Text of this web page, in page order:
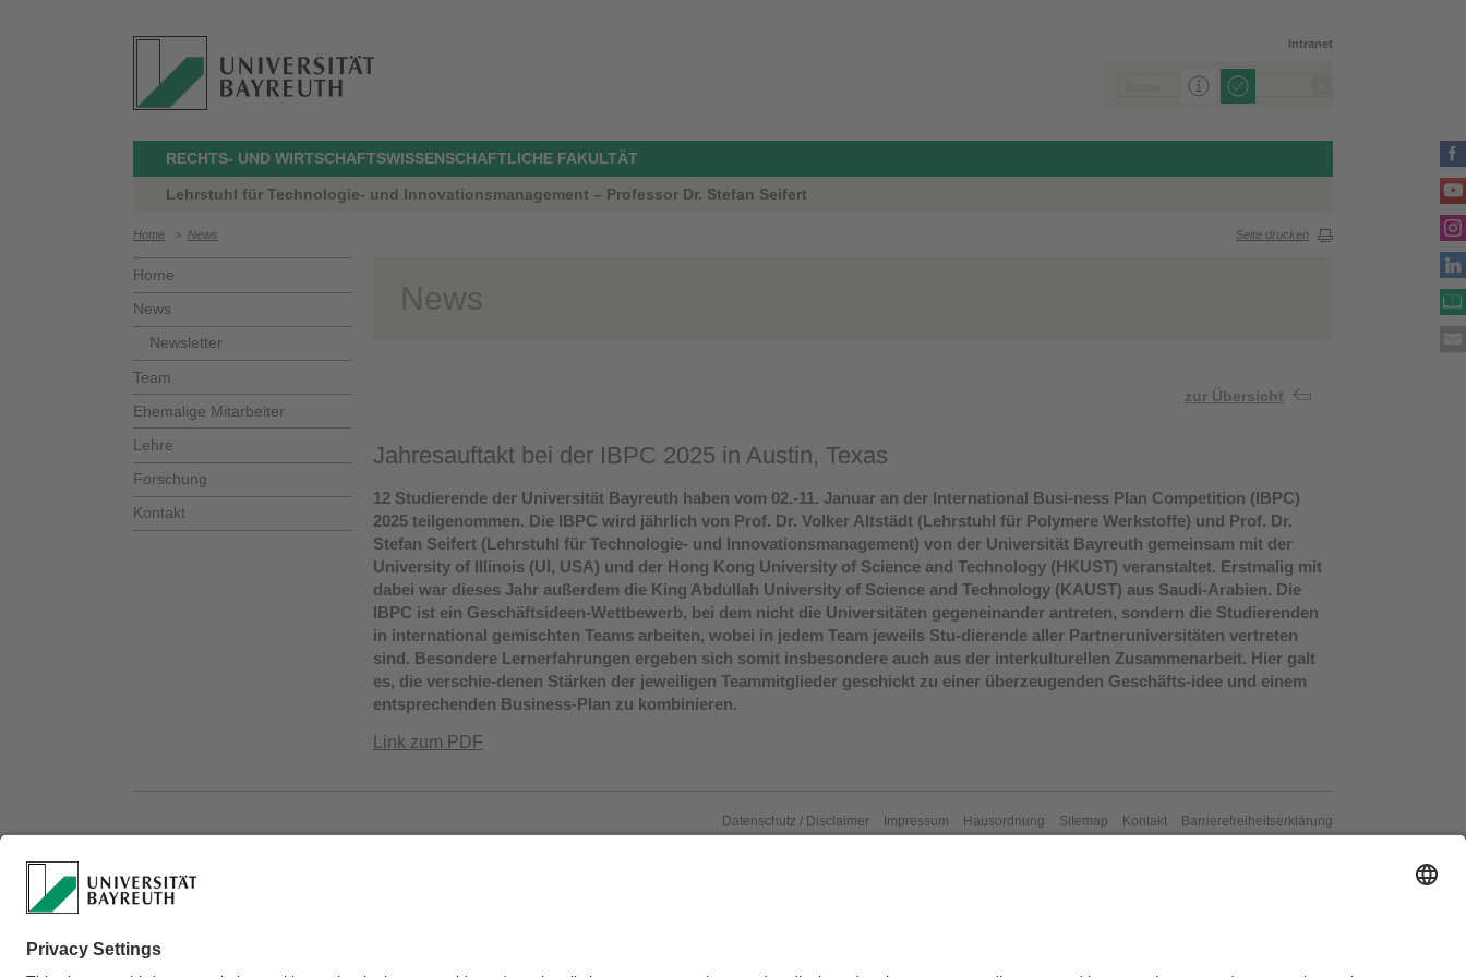
Intranet
RECHTS- UND WIRTSCHAFTSWISSENSCHAFTLICHE FAKULTÄT
Lehrstuhl für Technologie- und Innovationsmanagement – Professor Dr. Stefan Seifert
Home > News Seite drucken
Home
News
Newsletter
Team
Ehemalige Mitarbeiter
Lehre
Forschung
Kontakt
News
zur Übersicht
Jahresauftakt bei der IBPC 2025 in Austin, Texas
12 Studierende der Universität Bayreuth haben vom 02.-11. Januar an der International Busi-ness Plan Competition (IBPC)
2025 teilgenommen. Die IBPC wird jährlich von Prof. Dr. Volker Altstädt (Lehrstuhl für Polymere Werkstoffe) und Prof. Dr.
Stefan Seifert (Lehrstuhl für Technologie- und Innovationsmanagement) von der Universität Bayreuth gemeinsam mit der
University of Illinois (UI, USA) und der Hong Kong University of Science and Technology (HKUST) veranstaltet. Erstmalig mit
dabei war dieses Jahr außerdem die King Abdullah University of Science and Technology (KAUST) aus Saudi-Arabien. Die
IBPC ist ein Geschäftsideen-Wettbewerb, bei dem nicht die Universitäten gegeneinander antreten, sondern die Studierenden
in international gemischten Teams arbeiten, wobei in jedem Team jeweils Stu-dierende aller Partneruniversitäten vertreten
sind. Besondere Lernerfahrungen ergeben sich somit insbesondere auch aus der interkulturellen Zusammenarbeit. Hier galt
es, die verschie-denen Stärken der jeweiligen Teammitglieder geschickt zu einer überzeugenden Geschäfts-idee und einem
entsprechenden Business-Plan zu kombinieren.
Link zum PDF
Datenschutz / Disclaimer Impressum Hausordnung Sitemap Kontakt Barrierefreiheitserklärung